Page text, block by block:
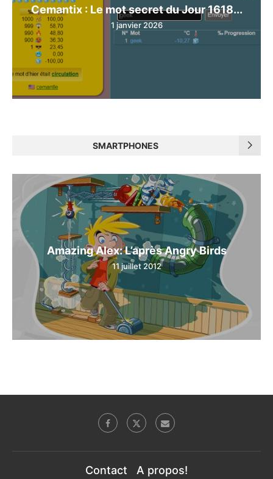
Cemantix : Le mot secret du Jour 1618...
1 janvier 2026
SMARTPHONES
Amazing Alex: L’après Angry Birds
11 juillet 2012
Contact A propos!